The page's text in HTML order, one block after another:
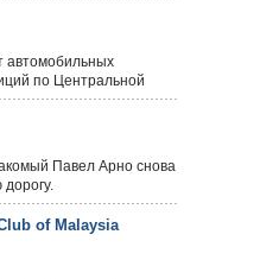
автомобильных
по Центральной
проведения
автомобильной
Павел Арно снова
- помогите ему...
of Malaysia